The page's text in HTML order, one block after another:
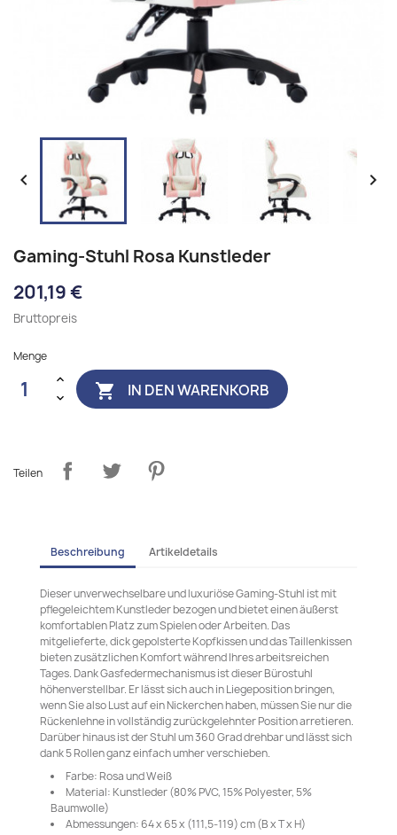
 
Gaming-Stuhl Rosa Kunstleder
201,19 €
Bruttopreis
Menge
 IN DEN WARENKORB
Teilen
Beschreibung Artikeldetails
Dieser unverwechselbare und luxuriöse Gaming-Stuhl ist mit
pflegeleichtem Kunstleder bezogen und bietet einen äußerst
komfortablen Platz zum Spielen oder Arbeiten. Das
mitgelieferte, dick gepolsterte Kopfkissen und das Taillenkissen
bieten zusätzlichen Komfort während Ihres arbeitsreichen
Tages. Dank Gasfedermechanismus ist dieser Bürostuhl
höhenverstellbar. Er lässt sich auch in Liegeposition bringen,
wenn Sie also Lust auf ein Nickerchen haben, müssen Sie nur die
Rückenlehne in vollständig zurückgelehnter Position arretieren.
Darüber hinaus ist der Stuhl um 360 Grad drehbar und lässt sich
dank 5 Rollen ganz einfach umher verschieben.
Farbe: Rosa und Weiß
Material: Kunstleder (80% PVC, 15% Polyester, 5%
Baumwolle)
Abmessungen: 64 x 65 x (111,5-119) cm (B x T x H)